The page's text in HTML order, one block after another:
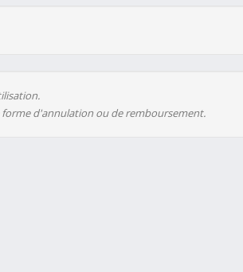
d'annulation ou de remboursement.